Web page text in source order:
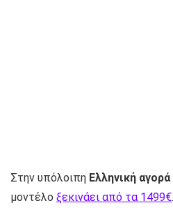
Στην υπόλοιπη Ελληνική αγορά
μοντέλο ξεκινάει από τα 1499€.